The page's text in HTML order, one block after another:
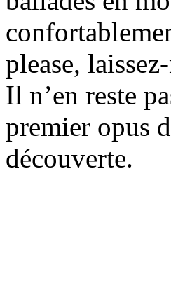
please,
Il n’en reste
premier opus
découverte.